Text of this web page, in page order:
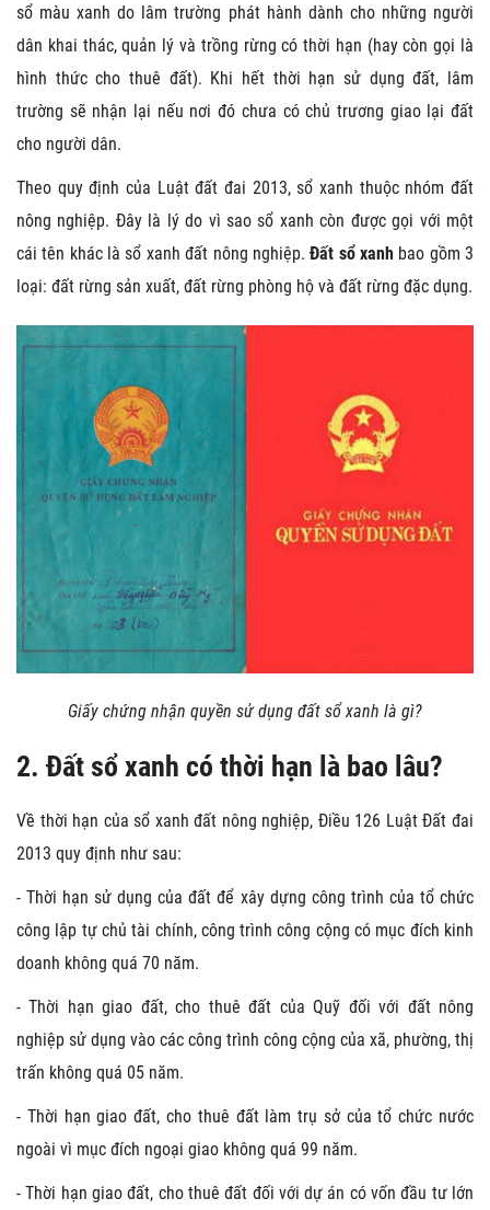
sổ màu xanh do lâm trường phát hành dành cho những người
dân khai thác, quản lý và trồng rừng có thời hạn (hay còn gọi là
hình thức cho thuê đất). Khi hết thời hạn sử dụng đất, lâm
trường sẽ nhận lại nếu nơi đó chưa có chủ trương giao lại đất
cho người dân.
Theo quy định của Luật đất đai 2013, sổ xanh thuộc nhóm đất
nông nghiệp. Đây là lý do vì sao sổ xanh còn được gọi với một
cái tên khác là sổ xanh đất nông nghiệp.Đất sổ xanh bao gồm 3
loại: đất rừng sản xuất, đất rừng phòng hộ và đất rừng đặc dụng.
Giấy chứng nhận quyền sử dụng đất sổ xanh là gì?
2. Đất sổ xanh có thời hạn là bao lâu?
Về thời hạn của sổ xanh đất nông nghiệp, Điều 126 Luật Đất đai
2013 quy định như sau:
- Thời hạn sử dụng của đất để xây dựng công trình của tổ chức
công lập tự chủ tài chính, công trình công cộng có mục đích kinh
doanh không quá 70 năm.
- Thời hạn giao đất, cho thuê đất của Quỹ đối với đất nông
nghiệp sử dụng vào các công trình công cộng của xã, phường, thị
trấn không quá 05 năm.
- Thời hạn giao đất, cho thuê đất làm trụ sở của tổ chức nước
ngoài vì mục đích ngoại giao không quá 99 năm.
- Thời hạn giao đất, cho thuê đất đối với dự án có vốn đầu tư lớn